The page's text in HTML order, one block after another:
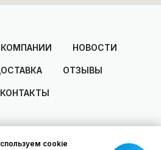
НОВОСТИ
ОТЗЫВЫ
КОНТАКТЫ
2025© Areal
cookie